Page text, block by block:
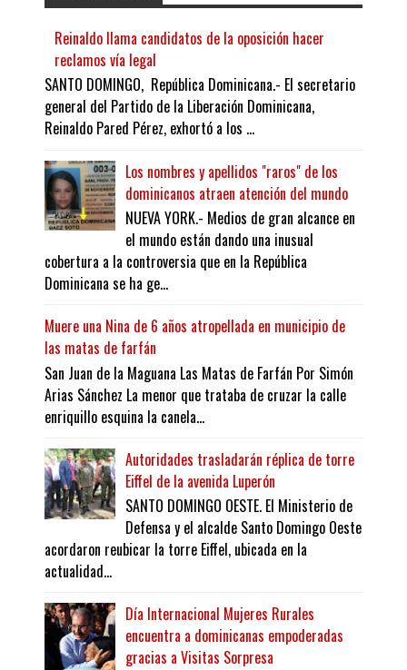
Reinaldo llama candidatos de la oposición hacer
reclamos vía legal
SANTO DOMINGO, República Dominicana.- El secretario
general del Partido de la Liberación Dominicana,
Reinaldo Pared Pérez, exhortó a los ...
Los nombres y apellidos "raros" de los
dominicanos atraen atención del mundo
NUEVA YORK.- Medios de gran alcance en
el mundo están dando una inusual
cobertura a la controversia que en la República
Dominicana se ha ge...
Muere una Nina de 6 años atropellada en municipio de
las matas de farfán
San Juan de la Maguana Las Matas de Farfán Por Simón
Arias Sánchez La menor que trataba de cruzar la calle
enriquillo esquina la canela...
Autoridades trasladarán réplica de torre
Eiffel de la avenida Luperón
SANTO DOMINGO OESTE. El Ministerio de
Defensa y el alcalde Santo Domingo Oeste
acordaron reubicar la torre Eiffel, ubicada en la
actualidad...
Día Internacional Mujeres Rurales
encuentra a dominicanas empoderadas
gracias a Visitas Sorpresa